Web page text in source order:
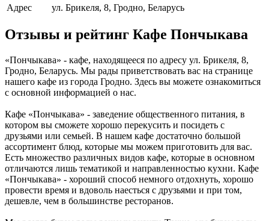
Адрес
ул. Брикеля, 8, Гродно, Беларусь
Отзывы и рейтинг Кафе Пончыкава
«Пончыкава» - кафе, находящееся по адресу ул. Брикеля, 8,
Гродно, Беларусь. Мы рады приветствовать вас на странице
нашего кафе из города Гродно. Здесь вы можете ознакомиться
с основной информацией о нас.
Кафе «Пончыкава» - заведение общественного питания, в
котором вы сможете хорошо перекусить и посидеть с
друзьями или семьей. В нашем кафе достаточно большой
ассортимент блюд, которые мы можем приготовить для вас.
Есть множество различных видов кафе, которые в основном
отличаются лишь тематикой и направленностью кухни. Кафе
«Пончыкава» - хороший способ немного отдохнуть, хорошо
провести время и вдоволь наесться с друзьями и при том,
дешевле, чем в большинстве ресторанов.